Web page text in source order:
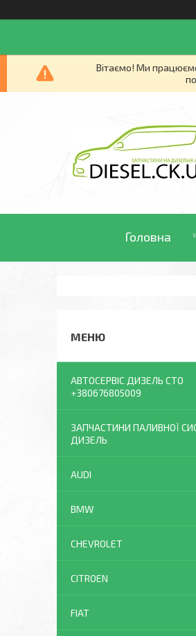
Вітаємо! Ми
Головна
АВТОСЕРВІС ДИЗЕЛЬ СТО
+380676805009
ЗАПЧАСТИНИ ПАЛИВНОЇ
ДИЗЕЛЬ
AUDI
BMW
CHEVROLET
CITROEN
FIAT